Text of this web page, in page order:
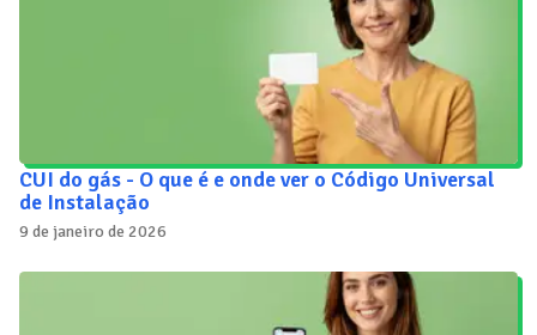
CUI do gás - O que é e onde ver o Código Universal
de Instalação
9 de janeiro de 2026